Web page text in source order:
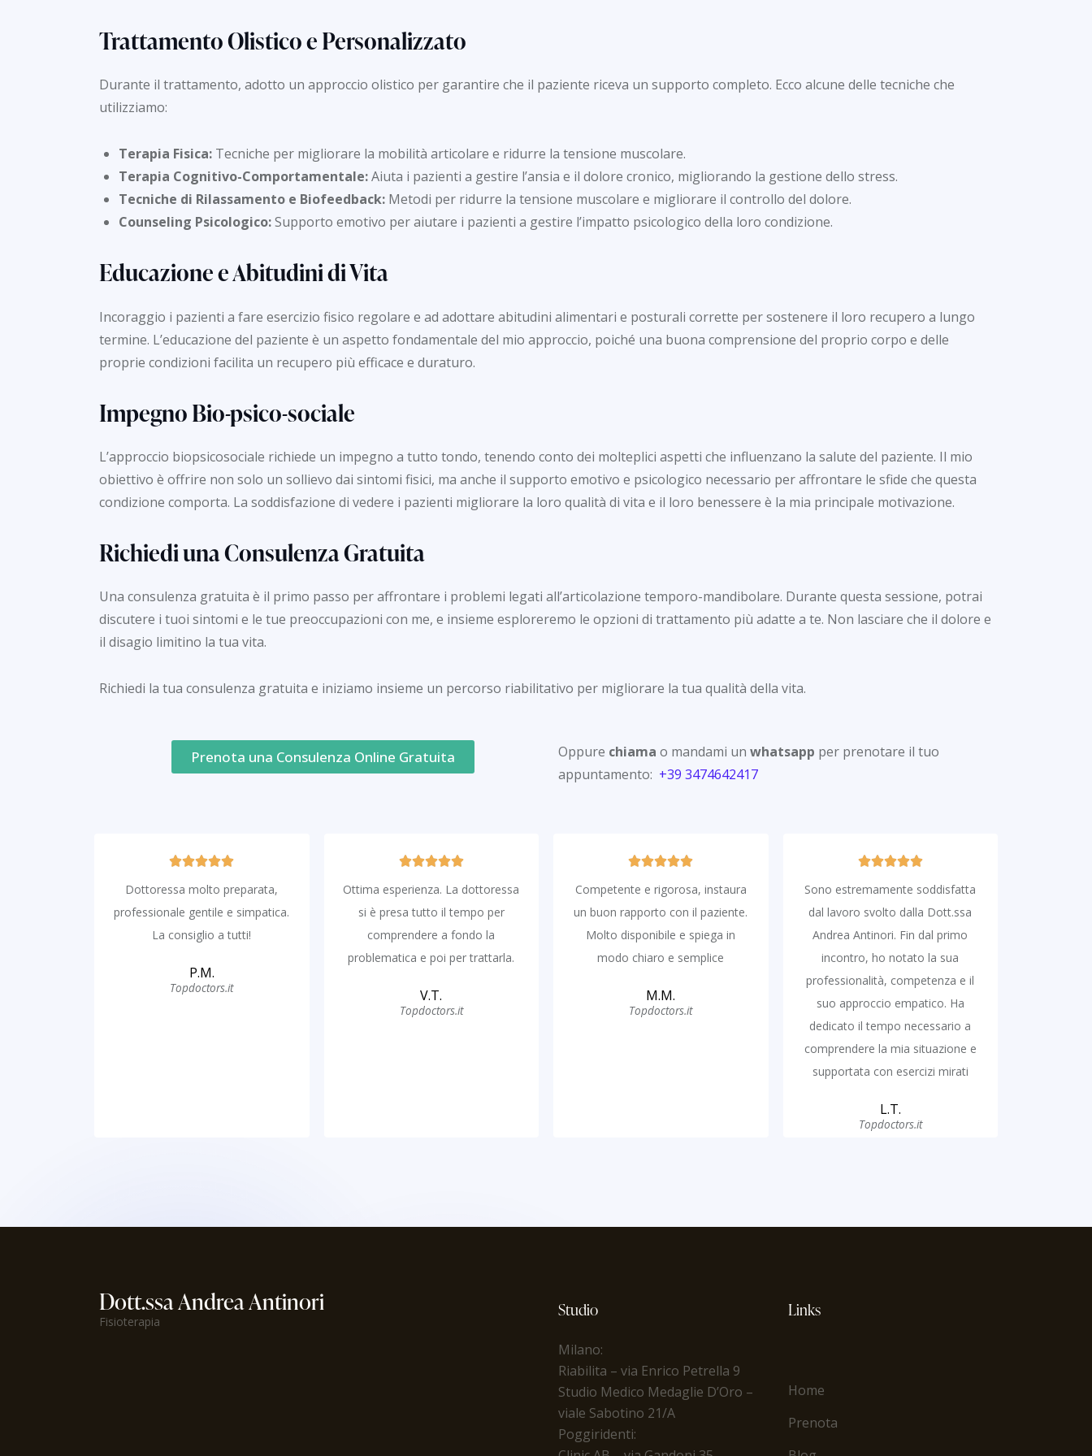
Trattamento Olistico e Personalizzato
Durante il trattamento, adotto un approccio olistico per garantire che il paziente riceva un supporto completo. Ecco alcune delle tecniche che
utilizziamo:
Terapia Fisica: Tecniche per migliorare la mobilità articolare e ridurre la tensione muscolare.
Terapia Cognitivo-Comportamentale:Aiuta i pazienti a gestire l’ansia e il dolore cronico, migliorando la gestione dello stress.
Tecniche di Rilassamento e Biofeedback: Metodi per ridurre la tensione muscolare e migliorare il controllo del dolore.
Counseling Psicologico:Supporto emotivo per aiutare i pazienti a gestire l’impatto psicologico della loro condizione.
Educazione e Abitudini di Vita
Incoraggio i pazienti a fare esercizio fisico regolare e ad adottare abitudini alimentari e posturali corrette per sostenere il loro recupero a lungo
termine. L’educazione del paziente è un aspetto fondamentale del mio approccio, poiché una buona comprensione del proprio corpo e delle
proprie condizioni facilita un recupero più efficace e duraturo.
Impegno Bio-psico-sociale
L’approccio biopsicosociale richiede un impegno a tutto tondo, tenendo conto dei molteplici aspetti che influenzano la salute del paziente. Il mio
obiettivo è offrire non solo un sollievo dai sintomi fisici, ma anche il supporto emotivo e psicologico necessario per affrontare le sfide che questa
condizione comporta. La soddisfazione di vedere i pazienti migliorare la loro qualità di vita e il loro benessere è la mia principale motivazione.
Richiedi una Consulenza Gratuita
Una consulenza gratuita è il primo passo per affrontare i problemi legati all’articolazione temporo-mandibolare. Durante questa sessione, potrai
discutere i tuoi sintomi e le tue preoccupazioni con me, e insieme esploreremo le opzioni di trattamento più adatte a te. Non lasciare che il dolore e
il disagio limitino la tua vita.
Richiedi la tua consulenza gratuita e iniziamo insieme un percorso riabilitativo per migliorare la tua qualità della vita.
Prenota una Consulenza Online Gratuita Oppure chiama o mandami un whatsapp per prenotare il tuo
appuntamento: +39 3474642417
Dottoressa molto preparata,
professionale gentile e simpatica.
La consiglio a tutti!
P.M.
Topdoctors.it
Ottima esperienza. La dottoressa
si è presa tutto il tempo per
comprendere a fondo la
problematica e poi per trattarla.
V.T.
Topdoctors.it
Competente e rigorosa, instaura
un buon rapporto con il paziente.
Molto disponibile e spiega in
modo chiaro e semplice
M.M.
Topdoctors.it
Sono estremamente soddisfatta
dal lavoro svolto dalla Dott.ssa
Andrea Antinori. Fin dal primo
incontro, ho notato la sua
professionalità, competenza e il
suo approccio empatico. Ha
dedicato il tempo necessario a
comprendere la mia situazione e
supportata con esercizi mirati
L.T.
Topdoctors.it
Dott.ssa Andrea Antinori
Fisioterapia
Studio
Milano:
Riabilita – via Enrico Petrella 9
Studio Medico Medaglie D’Oro –
viale Sabotino 21/A
Poggiridenti:
Links
Home
Prenota